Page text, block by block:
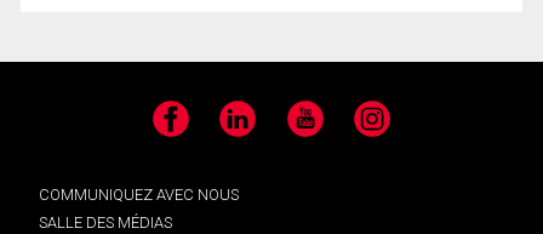
Facebook LinkedIn YouTube Instagram
COMMUNIQUEZ AVEC NOUS
SALLE DES MÉDIAS